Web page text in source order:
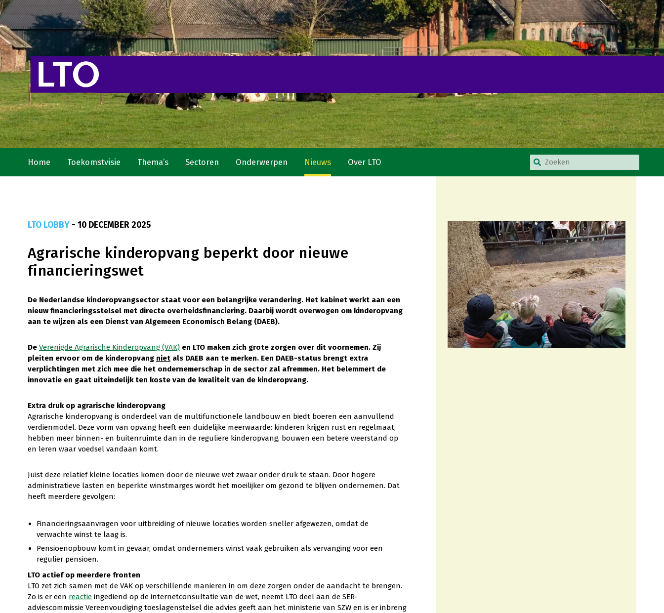
Home Toekomstvisie Thema’s Sectoren Onderwerpen Nieuws Over LTO
LTO LOBBY- 10 DECEMBER 2025
Agrarische kinderopvang beperkt door nieuwe
financieringswet
De Nederlandse kinderopvangsector staat voor een belangrijke verandering. Het kabinet werkt aan een
nieuw financieringsstelsel met directe overheidsfinanciering. Daarbij wordt overwogen om kinderopvang
aan te wijzen als een Dienst van Algemeen Economisch Belang (DAEB).
De Verenigde Agrarische Kinderopvang (VAK)en LTO maken zich grote zorgen over dit voornemen. Zij
pleiten ervoor om de kinderopvang nietals DAEB aan te merken. Een DAEB-status brengt extra
verplichtingen met zich mee die het ondernemerschap in de sector zal afremmen. Het belemmert de
innovatie en gaat uiteindelijk ten koste van de kwaliteit van de kinderopvang.
Extra druk op agrarische kinderopvang
Agrarische kinderopvang is onderdeel van de multifunctionele landbouw en biedt boeren een aanvullend
verdienmodel. Deze vorm van opvang heeft een duidelijke meerwaarde: kinderen krijgen rust en regelmaat,
hebben meer binnen- en buitenruimte dan in de reguliere kinderopvang, bouwen een betere weerstand op
en leren waar voedsel vandaan komt.
Juist deze relatief kleine locaties komen door de nieuwe wet zwaar onder druk te staan. Door hogere
administratieve lasten en beperkte winstmarges wordt het moeilijker om gezond te blijven ondernemen. Dat
heeft meerdere gevolgen:
Financieringsaanvragen voor uitbreiding of nieuwe locaties worden sneller afgewezen, omdat de
verwachte winst te laag is.
Pensioenopbouw komt in gevaar, omdat ondernemers winst vaak gebruiken als vervanging voor een
regulier pensioen.
LTO actief op meerdere fronten
LTO zet zich samen met de VAK op verschillende manieren in om deze zorgen onder de aandacht te brengen.
Zo is er een reactieingediend op de internetconsultatie van de wet, neemt LTO deel aan de SER-
adviescommissie Vereenvoudiging toeslagenstelsel die advies geeft aan het ministerie van SZW en is er inbreng